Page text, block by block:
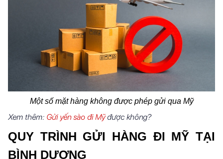
Một số mặt hàng không được phép gửi qua Mỹ
Xem thêm: Gửi yến sào đi Mỹđược không?
QUY TRÌNH GỬI HÀNG ĐI MỸ ​TẠI
BÌNH DƯƠNG